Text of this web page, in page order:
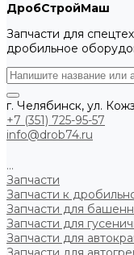
ДробСтройМаш
Запчасти для
дробильное
г. Челябинск, ул.
+7 (351) 725-95-57
info@drob74.ru
...
Запчасти
Запчасти к
Запчасти для
Запчасти для
Запчасти для